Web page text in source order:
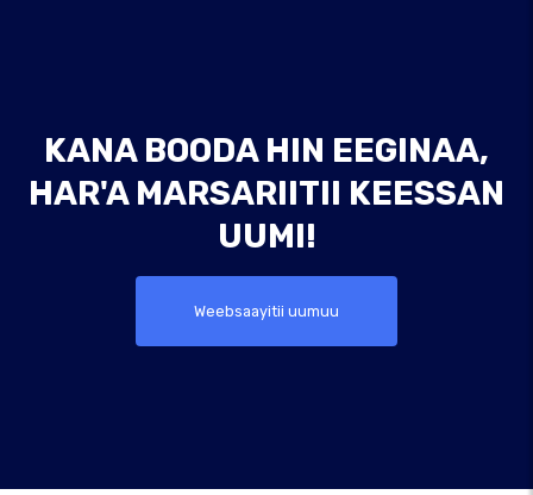
KANA BOODA HIN EEGINAA,
HAR'A MARSARIITII KEESSAN
UUMI!
Weebsaayitii uumuu